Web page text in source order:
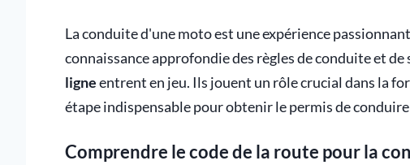
La conduite d'une moto est une expérience
connaissance approfondie des règles de conduite et de
ligneentrent en jeu. Ils jouent un rôle crucial dans la
étape indispensable pour obtenir le permis de
Comprendre le code de la route pour la